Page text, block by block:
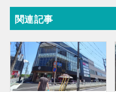
関連記事